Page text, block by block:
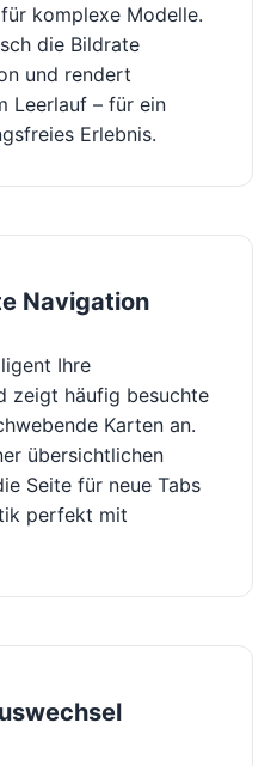
komplexe Modelle.
die Bildrate
und rendert
Leerlauf – für ein
Erlebnis.
Navigation
Ihre
zeigt häufig besuchte
Karten an.
übersichtlichen
Seite für neue Tabs
perfekt mit